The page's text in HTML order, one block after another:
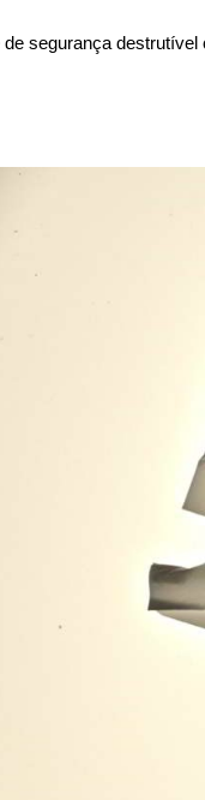
de segurança